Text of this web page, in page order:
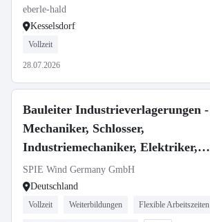
eberle-hald
Kesselsdorf
Vollzeit
28.07.2026
Bauleiter Industrieverlagerungen -
Mechaniker, Schlosser,
Industriemechaniker, Elektriker,
Techniker m/w/d
SPIE Wind Germany GmbH
Deutschland
Vollzeit Weiterbildungen Flexible Arbeitszeiten